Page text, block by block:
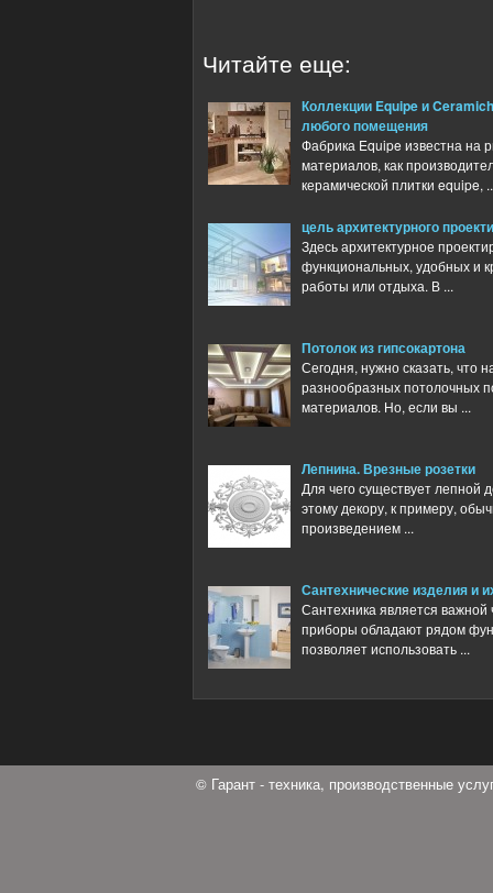
Читайте еще:
Коллекции Equipe и
любого помещения
Фабрика Equipe известна на
материалов, как
керамической плитки equipe,
цель архитектурного
Здесь архитектурное
функциональных, удобных и
работы или отдыха. В ...
Потолок из гипсокартона
Сегодня, нужно сказать, что
разнообразных потолочных
материалов. Но, если вы ...
Лепнина. Врезные розетки
Для чего существует лепной
этому декору, к примеру,
произведением ...
Сантехнические изделия и
Сантехника является
приборы обладают рядом
позволяет использовать ...
© Гарант - техника, производственные